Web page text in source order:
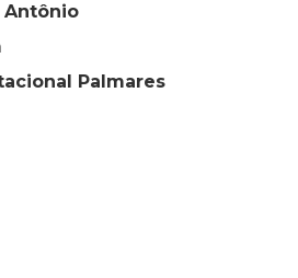
Antônio
Palmares